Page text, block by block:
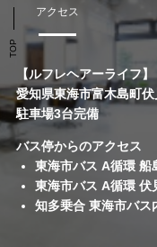
TOP
アクセス
【ルフレヘアーライフ】
愛知県東海市富木島町
駐車場3台完備
バス停からのアクセス
東海市バス A循環 船
東海市バス A循環 伏
知多乗合 東海市バス